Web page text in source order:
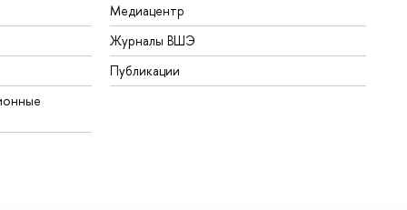
Медиацентр
Журналы ВШЭ
Публикации